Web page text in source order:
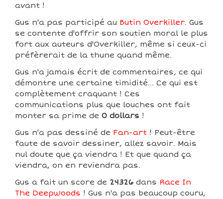
avant !
Gus n'a pas participé au Butin Overkiller. Gus
se contente d'offrir son soutien moral le plus
fort aux auteurs d'Overkiller, même si ceux-ci
préfèrerait de la thune quand même.
Gus n'a jamais écrit de commentaires, ce qui
démontre une certaine timidité... Ce qui est
complètement craquant ! Ces
communications plus que louches ont fait
monter sa prime de 0 dollars !
Gus n'a pas dessiné de Fan-art ! Peut-être
faute de savoir dessiner, allez savoir. Mais
nul doute que ça viendra ! Et que quand ça
viendra, on en reviendra pas.
Gus a fait un score de 24326 dans Race In
The Deepwoods ! Gus n'a pas beaucoup couru,